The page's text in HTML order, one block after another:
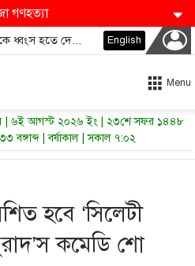
গণহত্যা
আইসিসির প্রতিষ্ঠাতাদের এটাকে ধ্বংস হতে দেওয়া উচিত নয় English
Menu
| ৬ই আগস্ট ২০২৬ ইং | ২৩শে সফর ১৪৪৮
বঙ্গাব্দ | বর্ষাকাল | সকাল ৭:০২
হবে ‘সিলেটী
কমেডি শো